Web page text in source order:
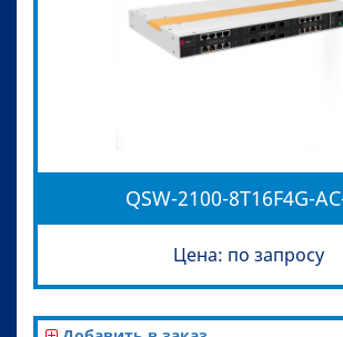
QSW-2100-8T16F4G-
Цена: по запросу